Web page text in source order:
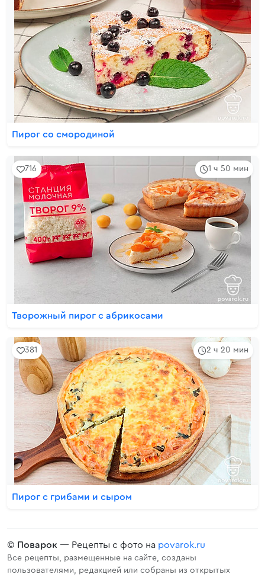
Пирог со смородиной
1 ч 50 мин
716
Творожный пирог с абрикосами
2 ч 20 мин
381
Пирог с грибами и сыром
© Поварок — Рецепты с фото на povarok.ru
Все рецепты, размещенные на сайте, созданы
пользователями, редакцией или собраны из открытых